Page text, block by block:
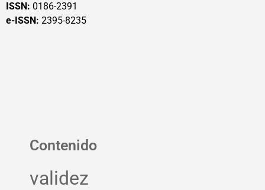
ISSN: 0186-2391
e-ISSN: 2395-8235
Contenido
validez